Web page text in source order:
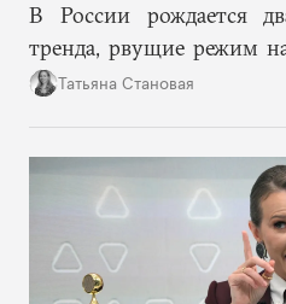
В России рождается
тренда, рвущие режим
путинская логика войны,
возможностей, на
решений и адекватное
Татьяна Становая